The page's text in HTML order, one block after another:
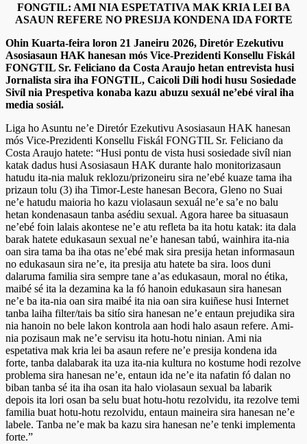
FONGTIL: AMI NIA ESPETATIVA MAK KRIA LEI BA
ASAUN REFERE NO PRESIJA KONDENA IDA FORTE
Ohin Kuarta-feira loron 21 Janeiru 2026, Diretór Ezekutivu
Asosiasaun HAK hanesan mós Vice-Prezidenti Konsellu Fiskál
FONGTIL Sr. Feliciano da Costa Araujo hetan entrevista husi
Jornalista sira iha FONGTIL, Caicoli Díli hodi husu Sosiedade
Sivíl nia Prespetiva konaba kazu abuzu sexuál ne’ebé viral iha
media sosiál.
Liga ho Asuntu ne’e Diretór Ezekutivu Asosiasaun HAK hanesan
mós Vice-Prezidenti Konsellu Fiskál FONGTIL Sr. Feliciano da
Costa Araujo hatete: “Husi pontu de vista husi sosiedade sivíl nian
katak dadus husi Asosiasaun HAK durante halo monitorizasaun
hatudu ita-nia maluk reklozu/prizoneiru sira ne’ebé kuaze tama iha
prizaun tolu (3) iha Timor-Leste hanesan Becora, Gleno no Suai
ne’e hatudu maioria ho kazu violasaun sexuál ne’e sa’e no balu
hetan kondenasaun tanba asédiu sexual. Agora haree ba situasaun
ne’ebé foin lalais akontese ne’e atu refleta ba ita hotu katak: ita dala
barak hatete edukasaun sexual ne’e hanesan tabú, wainhira ita-nia
oan sira tama ba iha otas ne’ebé mak sira presija hetan informasaun
no edukasaun sira ne’e, ita presija atu hatete ba sira. loos duni
dalaruma familia sira sempre tane a’as edukasaun, moral no étika,
maibé sé ita la dezamina ka la fó hanoin edukasaun sira hanesan
ne’e ba ita-nia oan sira maibé ita nia oan sira kuiñese husi Internet
tanba laiha filter/tais ba sitío sira hanesan ne’e entaun prejudika sira
nia hanoin no bele lakon kontrola aan hodi halo asaun refere. Ami-
nia pozisaun mak ne’e servisu ita hotu-hotu ninian. Ami nia
espetativa mak kria lei ba asaun refere ne’e presija kondena ida
forte, tanba dalabarak ita uza ita-nia kultura no kostume hodi rezolve
problema sira hanesan ne’e, entaun ida ne’e ita nafatin fó dalan no
biban tanba sé ita iha osan ita halo violasaun sexual ba labarik
depois ita lori osan ba selu buat hotu-hotu rezolvidu, ita rezolve temi
familia buat hotu-hotu rezolvidu, entaun maineira sira hanesan ne’e
labele. Tanba ne’e mak ba kazu sira hanesan ne’e tenki implementa
forte.”